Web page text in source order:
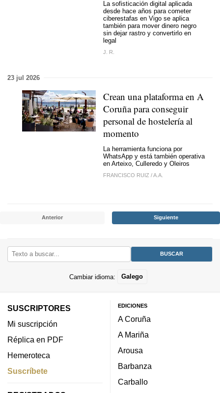
La sofisticación digital aplicada
desde hace años para cometer
ciberestafas en Vigo se aplica
también para mover dinero negro
sin dejar rastro y convertirlo en
legal
J. R.
23 jul 2026
Crean una plataforma en A
Coruña para conseguir
personal de hostelería al
momento
La herramienta funciona por
WhatsApp y está también operativa
en Arteixo, Culleredo y Oleiros
FRANCISCO RUIZ /A.A.
Anterior Siguiente
Cambiar idioma: Galego
SUSCRIPTORES
Mi suscripción
Réplica en PDF
Hemeroteca
Suscríbete
EDICIONES
A Coruña
A Mariña
Arousa
Barbanza
Carballo